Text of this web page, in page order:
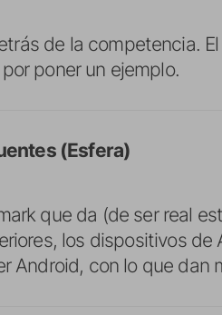
de la competencia.
poner un ejemplo.
(Esfera)
que da (de ser real
los dispositivos
Android, con lo que dan